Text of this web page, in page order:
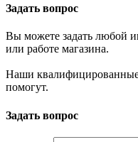
Задать вопрос
Вы можете задать любой
или работе магазина.
Наши квалифицированные
помогут.
Задать вопрос